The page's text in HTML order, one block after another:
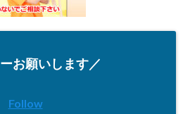
お願いします／
Follow